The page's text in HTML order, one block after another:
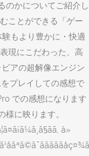
のかについてご紹介し
ことができる「ゲー
もより豊かに・快適
現にこだわった、高
アの超解像エンジン
プレイしての感想で
での感想になります
に映ります。
â»